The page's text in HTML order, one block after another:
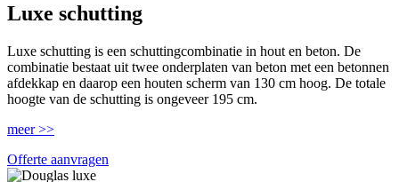
Luxe schutting
Luxe schutting is een schuttingcombinatie in hout en beton. De
combinatie bestaat uit twee onderplaten van beton met een betonnen
afdekkap en daarop een houten scherm van 130 cm hoog. De totale
hoogte van de schutting is ongeveer 195 cm.
meer >>
Offerte aanvragen